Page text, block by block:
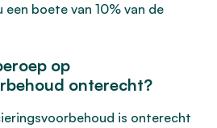
boete van 10% van de
op
onterecht?
is onterecht